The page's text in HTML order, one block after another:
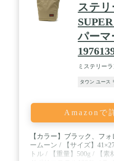
ステ
パーマ
ミステリー
タウン ユース
Amazonで
【カラー】ブラック、フ
ームーン / 【サイズ】
トル / 【重量】500g / 【